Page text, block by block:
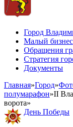
Город
Малый бизнес
Обращения
Стратегия
Документы
Главная»Город»
полумарафон»II
ворота»
День Победы